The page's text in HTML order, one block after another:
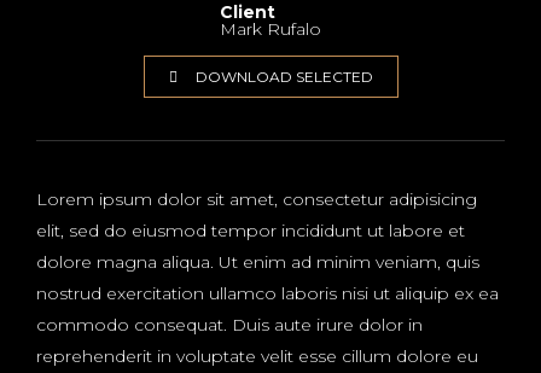
Client
Mark Rufalo
DOWNLOAD SELECTED
Lorem ipsum dolor sit amet, consectetur adipisicing
elit, sed do eiusmod tempor incididunt ut labore et
dolore magna aliqua. Ut enim ad minim veniam, quis
nostrud exercitation ullamco laboris nisi ut aliquip ex ea
commodo consequat. Duis aute irure dolor in
reprehenderit in voluptate velit esse cillum dolore eu